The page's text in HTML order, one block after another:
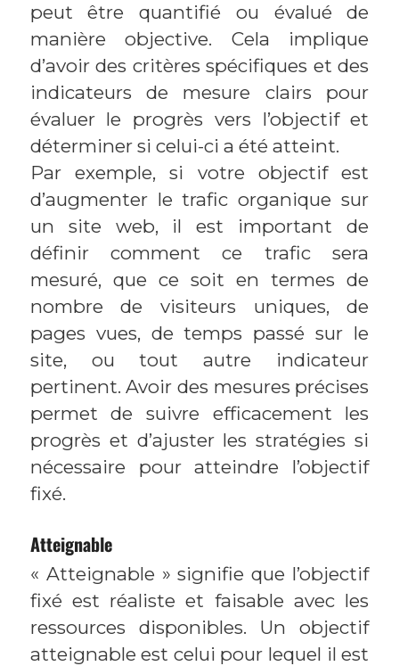
peut être quantifié ou évalué de
manière objective. Cela implique
d’avoir des critères spécifiques et des
indicateurs de mesure clairs pour
évaluer le progrès vers l’objectif et
déterminer si celui-ci a été atteint.
Par exemple, si votre objectif est
d’augmenter le trafic organique sur
un site web, il est important de
définir comment ce trafic sera
mesuré, que ce soit en termes de
nombre de visiteurs uniques, de
pages vues, de temps passé sur le
site, ou tout autre indicateur
pertinent. Avoir des mesures précises
permet de suivre efficacement les
progrès et d’ajuster les stratégies si
nécessaire pour atteindre l’objectif
fixé.
Atteignable
« Atteignable » signifie que l’objectif
fixé est réaliste et faisable avec les
ressources disponibles. Un objectif
atteignable est celui pour lequel il est